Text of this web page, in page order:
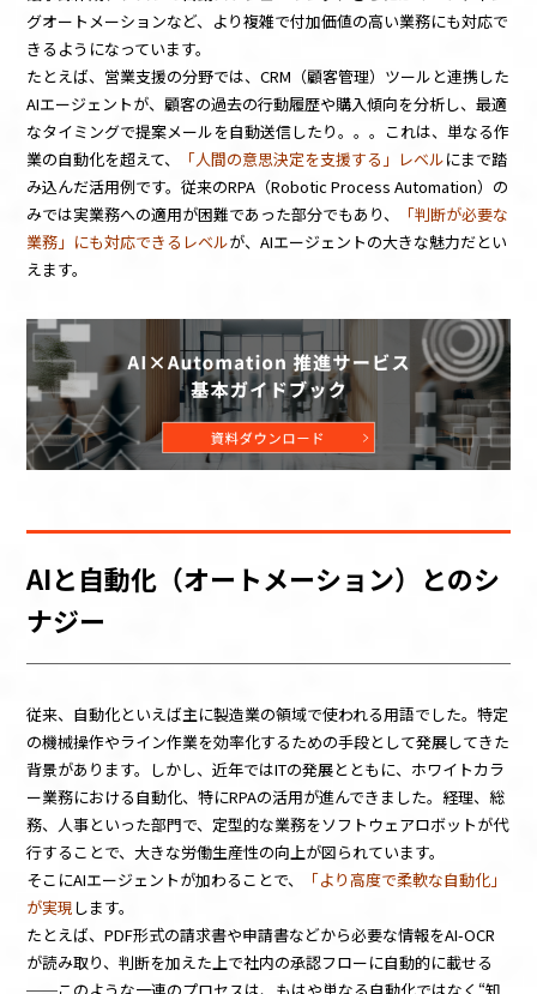
グオートメーションなど、より複雑で付加価値の高い業務にも対応で
きるようになっています。
たとえば、営業支援の分野では、CRM（顧客管理）ツールと連携した
AIエージェントが、顧客の過去の行動履歴や購入傾向を分析し、最適
なタイミングで提案メールを自動送信したり。。。これは、単なる作
業の自動化を超えて、
「人間の意思決定を支援する」レベルにまで踏
み込んだ活用例です。従来のRPA（Robotic Process Automation）の
みでは実業務への適用が困難であった部分でもあり、
「判断が必要な
業務」にも対応できるレベルが、AIエージェントの大きな魅力だとい
えます。
AIと自動化（オートメーション）とのシ
ナジー
従来、自動化といえば主に製造業の領域で使われる用語でした。特定
の機械操作やライン作業を効率化するための手段として発展してきた
背景があります。しかし、近年ではITの発展とともに、ホワイトカラ
ー業務における自動化、特にRPAの活用が進んできました。経理、総
務、人事といった部門で、定型的な業務をソフトウェアロボットが代
行することで、大きな労働生産性の向上が図られています。
そこにAIエージェントが加わることで、
「より高度で柔軟な自動化」
が実現 します。
たとえば、PDF形式の請求書や申請書などから必要な情報をAI-OCR
が読み取り、判断を加えた上で社内の承認フローに自動的に載せる
──このような一連のプロセスは、もはや単なる自動化ではなく“知